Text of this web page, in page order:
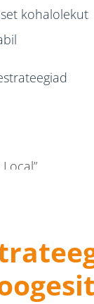
kohalolekut